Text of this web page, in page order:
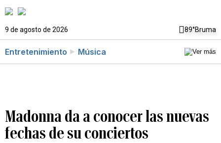
9 de agosto de 2026 89°Bruma
Entretenimiento Música
Madonna da a conocer las nuevas
fechas de su conciertos